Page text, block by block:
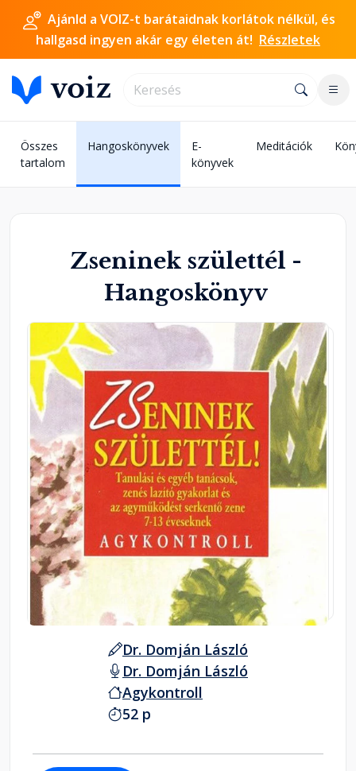
Ajánld a VOIZ-t barátaidnak korlátok nélkül, és
hallgasd ingyen akár egy életen át! Részletek
Összes
tartalom
Hangoskönyvek
E-
könyvek
Meditációk
Zseninek születtél -
Hangoskönyv
Dr. Domján László
Dr. Domján László
Agykontroll
52 p